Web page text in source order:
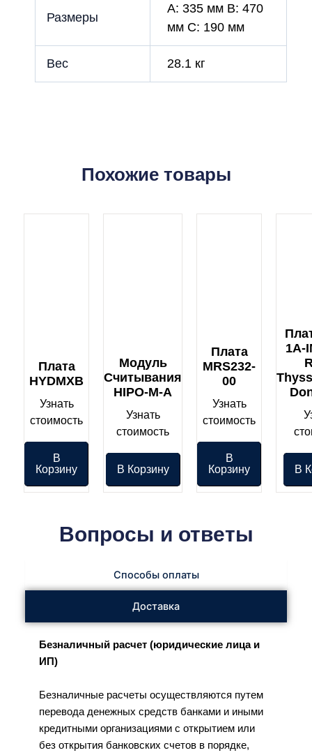
Размеры
A: 335 мм B: 470
мм C: 190 мм
Вес 28.1 кг
Похожие товары
Плата
HYDMXB
Узнать
стоимость
В
Корзину
Модуль
Считывания
HIPO-M-A
Узнать
стоимость
В Корзину
Плата
MRS232-
00
Узнать
стоимость
В
Корзину
1A-
В
Вопросы и ответы
Способы оплаты
Доставка
Безналичный расчет (юридические лица и
ИП)
Безналичные расчеты осуществляются путем
перевода денежных средств банками и иными
кредитными организациями с открытием или
без открытия банковских счетов в порядке,